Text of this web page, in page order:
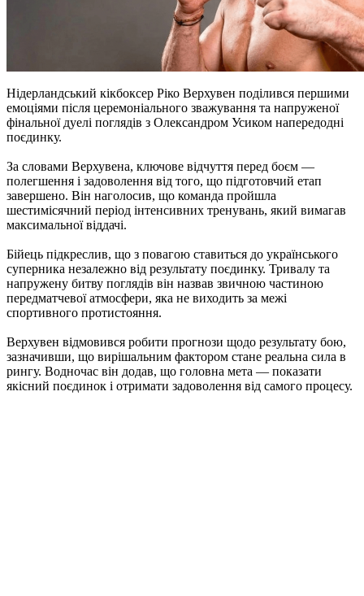
Нідерландський кікбоксер Ріко Верхувен поділився першими
емоціями після церемоніального зважування та напруженої
фінальної дуелі поглядів з Олександром Усиком напередодні
поєдинку.
За словами Верхувена, ключове відчуття перед боєм —
полегшення і задоволення від того, що підготовчий етап
завершено. Він наголосив, що команда пройшла
шестимісячний період інтенсивних тренувань, який вимагав
максимальної віддачі.
Бійець підкреслив, що з повагою ставиться до українського
суперника незалежно від результату поєдинку. Тривалу та
напружену битву поглядів він назвав звичною частиною
передматчевої атмосфери, яка не виходить за межі
спортивного протистояння.
Верхувен відмовився робити прогнози щодо результату бою,
зазначивши, що вирішальним фактором стане реальна сила в
рингу. Водночас він додав, що головна мета — показати
якісний поєдинок і отримати задоволення від самого процесу.